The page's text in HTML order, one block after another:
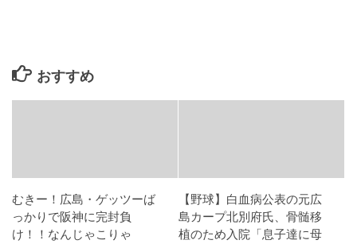
おすすめ
むきー！広島・ゲッツーば
っかりで阪神に完封負
け！！なんじゃこりゃ
【野球】白血病公表の元広
島カープ北別府氏、骨髄移
植のため入院「息子達に母